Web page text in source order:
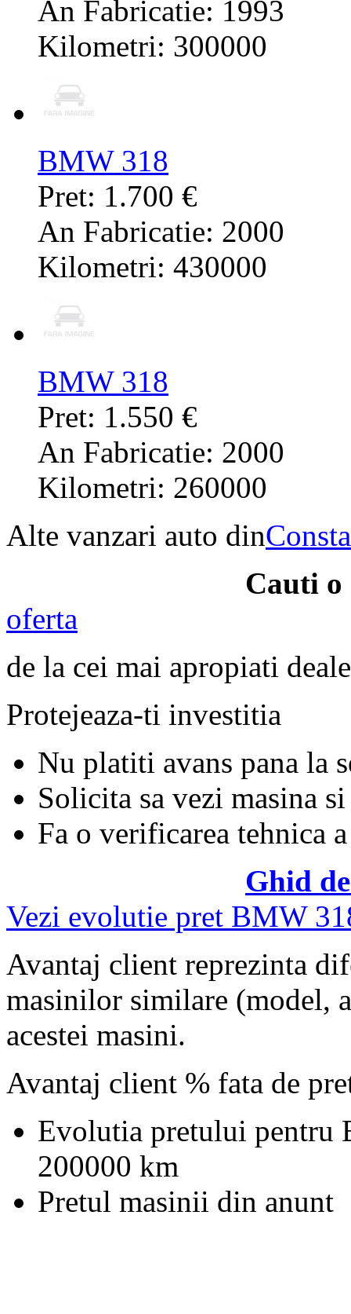
An Fabricatie: 1993
Kilometri: 300000
BMW 318
Pret: 1.700 €
An Fabricatie: 2000
Kilometri: 430000
BMW 318
Pret: 1.550 €
An Fabricatie: 2000
Kilometri: 260000
Alte vanzari auto din
Cauti o
oferta
de la cei mai apropiati
Protejeaza-ti investitia
Nu platiti avans pana la
Solicita sa vezi masina si
Fa o verificarea tehnica
Ghid
Vezi evolutie pret BMW
Avantaj client reprezinta
masinilor similare (model,
acestei masini.
Avantaj client % fata de
Evolutia pretului pentru
200000 km
Pretul masinii din anunt